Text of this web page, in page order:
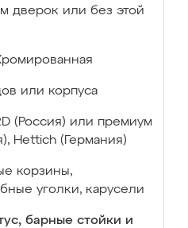
дверок или без этой
или корпуса
(Россия) или премиум
Hettich (Германия)
корзины,
уголки, карусели
барные стойки и